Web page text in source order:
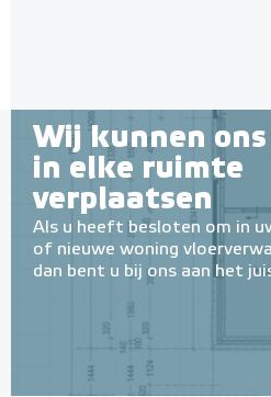
Wij kunnen ons
in elke ruimte
verplaatsen
Als u heeft besloten om in
of nieuwe woning
dan bent u bij ons aan het